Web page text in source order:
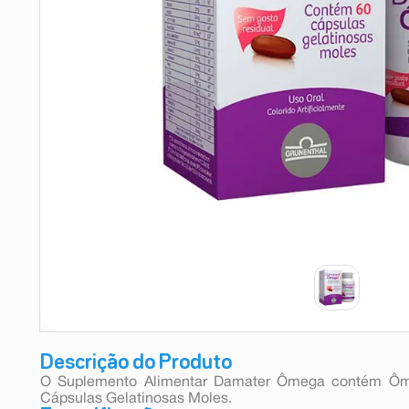
Descrição do Produto
O Suplemento Alimentar Damater Ômega contém
Cápsulas Gelatinosas Moles.
9º
absorvente
10ºshampoo